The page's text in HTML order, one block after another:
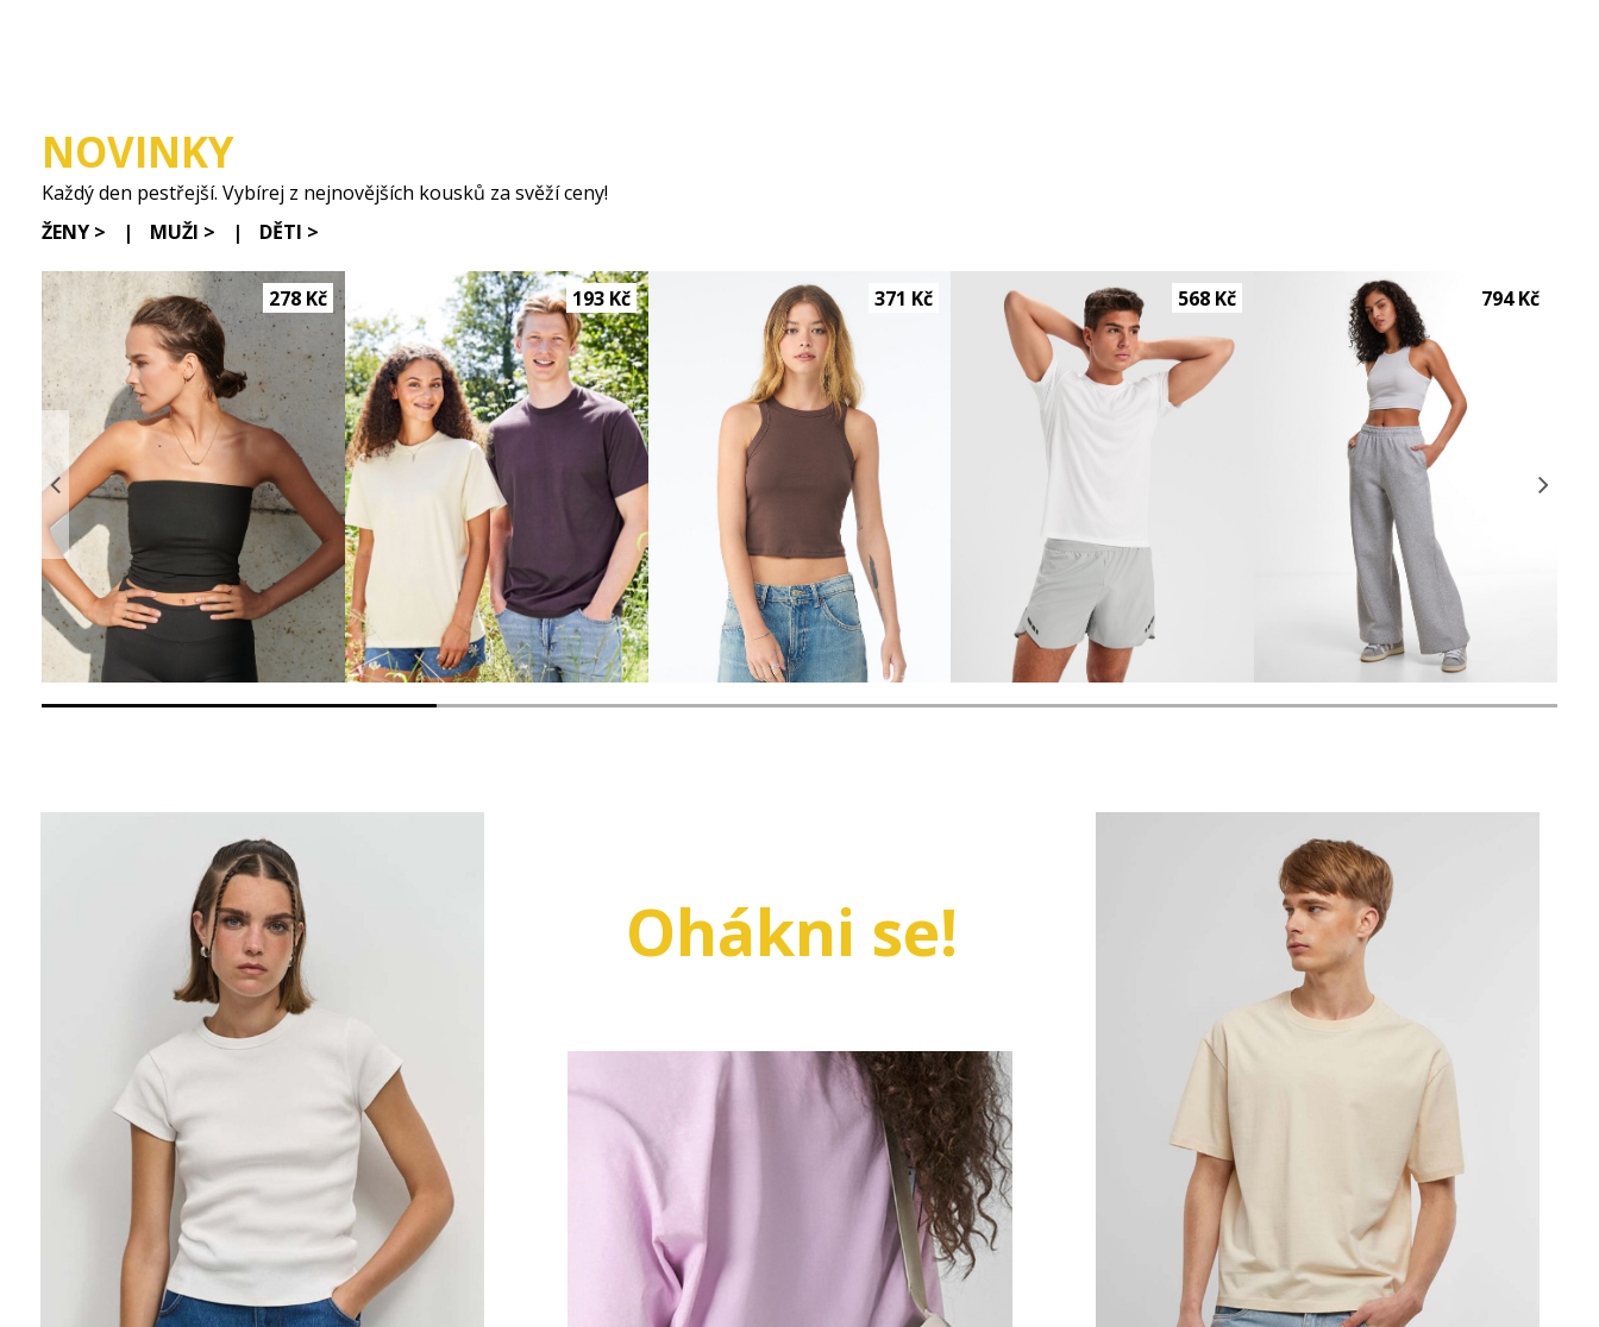
NOVINKY
Každý den pestřejší. Vybírej z nejnovějších kousků za svěží ceny!
ŽENY >
| MUŽI > | DĚTI >
278 Kč 193 Kč 371 Kč 568 Kč 794 Kč
Prohlédnout
Ohákni se!
Prohlédnout